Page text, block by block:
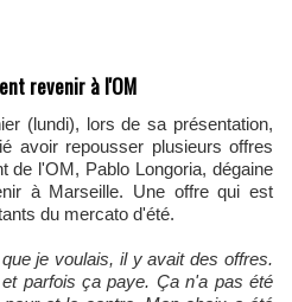
revenir à l'OM
avoir repousser plusieurs offres
de l'OM, Pablo Longoria, dégaine
à Marseille. Une offre qui est
du mercato d'été.
je voulais, il y avait des offres.
parfois ça paye. Ça n'a pas été